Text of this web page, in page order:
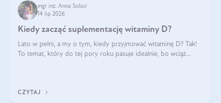
mgr inż. Anna Sobol
14 lip 2026
Kiedy zacząć suplementację witaminy D?
Lato w pełni, a my o tym, kiedy przyjmować witaminę D? Tak!
To temat, który do tej pory roku pasuje idealnie, bo wciąż
CZYTAJ